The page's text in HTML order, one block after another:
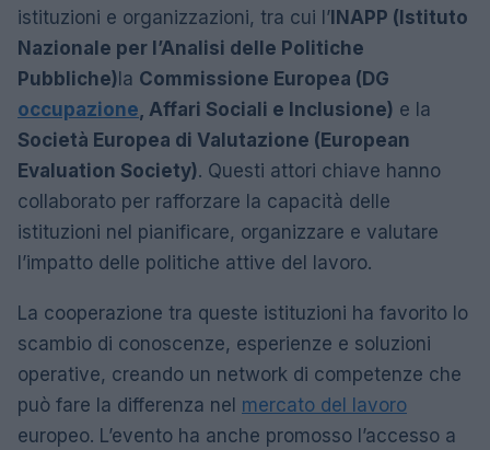
istituzioni e organizzazioni, tra cui l’ INAPP (Istituto
Nazionale per l’Analisi delle Politiche
Pubbliche) la Commissione Europea (DG
occupazione, Affari Sociali e Inclusione) e la
Società Europea di Valutazione (European
Evaluation Society). Questi attori chiave hanno
collaborato per rafforzare la capacità delle
istituzioni nel pianificare, organizzare e valutare
l’impatto delle politiche attive del lavoro.
La cooperazione tra queste istituzioni ha favorito lo
scambio di conoscenze, esperienze e soluzioni
operative, creando un network di competenze che
può fare la differenza nel mercato del lavoro
europeo. L’evento ha anche promosso l’accesso a